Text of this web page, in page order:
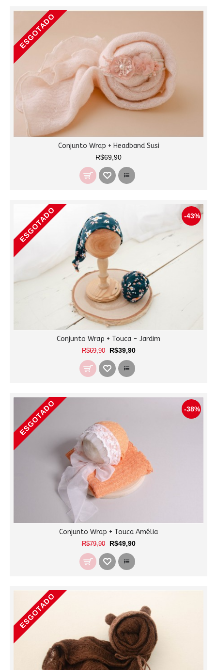
ESGOTADO
Conjunto Wrap + Headband Susi
R$69,90
-43%
ESGOTADO
Conjunto Wrap + Touca - Jardim
R$69,90 R$39,90
-38%
ESGOTADO
Conjunto Wrap + Touca Amélia
R$79,90 R$49,90
ESGOTADO